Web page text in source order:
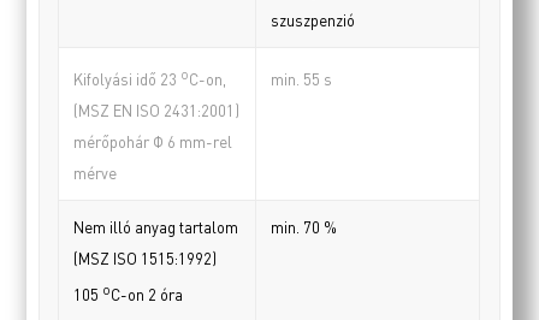
szuszpenzió
Kifolyási idő 23 oC-on,
(MSZ EN ISO 2431:2001)
mérőpohár Φ 6 mm-rel
mérve
min. 55 s
Nem illó anyag tartalom
(MSZ ISO 1515:1992)
105 oC-on 2 óra
min. 70 %